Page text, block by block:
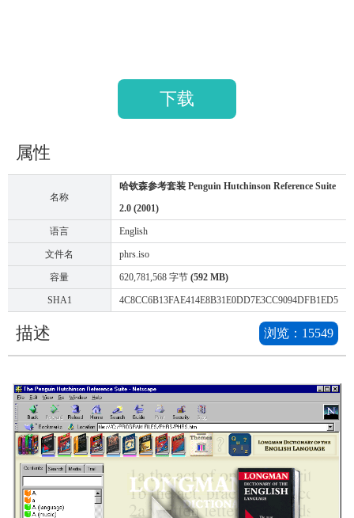
下载
属性
名称
哈钦森参考套装 Penguin Hutchinson Reference Suite
2.0 (2001)
语言 English
文件名 phrs.iso
容量 620,781,568 字节 (592 MB)
SHA1 4C8CC6B13FAE414E8B31E0DD7E3CC9094DFB1ED5
描述 浏览： 15549